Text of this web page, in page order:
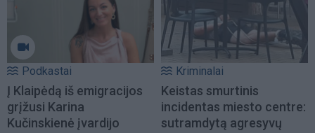
Podkastai
Į Klaipėdą iš emigracijos
grįžusi Karina
Kučinskienė įvardijo
Kriminalai
Keistas smurtinis
incidentas miesto centre:
sutramdytą agresyvų